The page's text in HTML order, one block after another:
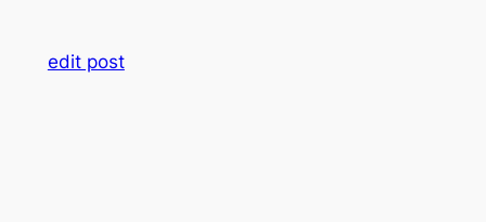
edit post